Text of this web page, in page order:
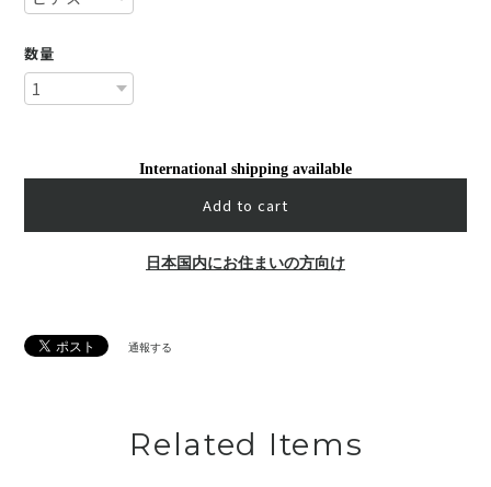
数量
International shipping available
Add to cart
日本国内にお住まいの方向け
通報する
Related Items